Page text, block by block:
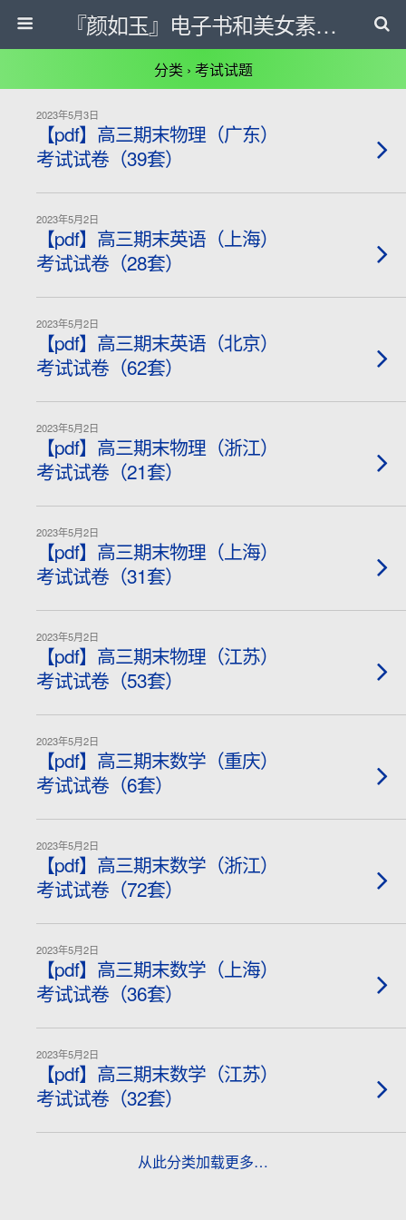
『颜如玉』电子书和美女素材等下载网
分类 › 考试试题
2023年5月3日
【pdf】高三期末物理（广东）
考试试卷（39套）
2023年5月2日
【pdf】高三期末英语（上海）
考试试卷（28套）
2023年5月2日
【pdf】高三期末英语（北京）
考试试卷（62套）
2023年5月2日
【pdf】高三期末物理（浙江）
考试试卷（21套）
2023年5月2日
【pdf】高三期末物理（上海）
考试试卷（31套）
2023年5月2日
【pdf】高三期末物理（江苏）
考试试卷（53套）
2023年5月2日
【pdf】高三期末数学（重庆）
考试试卷（6套）
2023年5月2日
【pdf】高三期末数学（浙江）
考试试卷（72套）
2023年5月2日
【pdf】高三期末数学（上海）
考试试卷（36套）
2023年5月2日
【pdf】高三期末数学（江苏）
考试试卷（32套）
从此分类加载更多…